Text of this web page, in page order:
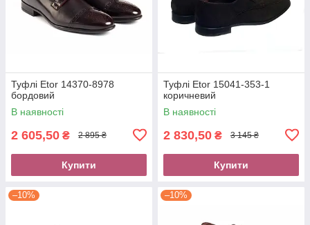
Туфлі Etor 14370-8978
бордовий
В наявності
2 605,50 ₴ 2 895 ₴
Купити
Туфлі Etor 15041-353-1
коричневий
В наявності
2 830,50 ₴ 3 145 ₴
Купити
–10% –10%